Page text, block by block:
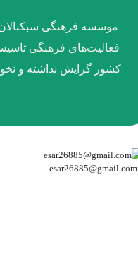
فعالیت‌های فرهنگی
کشور گرایش نداشته و
esar26885@gmail.com